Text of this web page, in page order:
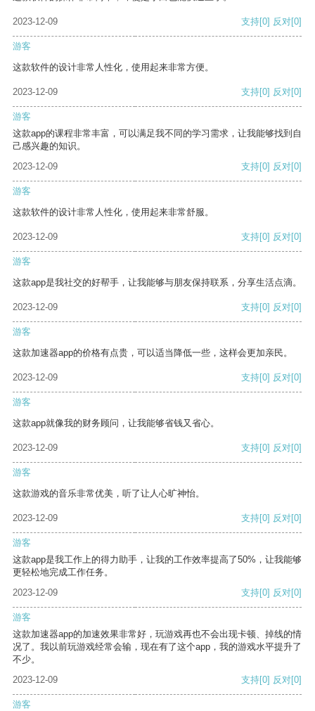
2023-12-09 支持[0] 反对[0]
游客
这款软件的设计非常人性化，使用起来非常方便。
2023-12-09 支持[0] 反对[0]
游客
这款app的课程非常丰富，可以满足我不同的学习需求，让我能够找到自
己感兴趣的知识。
2023-12-09
支持[0] 反对[0]
游客
这款软件的设计非常人性化，使用起来非常舒服。
2023-12-09 支持[0] 反对[0]
游客
这款app是我社交的好帮手，让我能够与朋友保持联系，分享生活点滴。
2023-12-09 支持[0] 反对[0]
游客
这款加速器app的价格有点贵，可以适当降低一些，这样会更加亲民。
2023-12-09 支持[0] 反对[0]
游客
这款app就像我的财务顾问，让我能够省钱又省心。
2023-12-09 支持[0] 反对[0]
游客
这款游戏的音乐非常优美，听了让人心旷神怡。
2023-12-09 支持[0] 反对[0]
游客
这款app是我工作上的得力助手，让我的工作效率提高了50%，让我能够
更轻松地完成工作任务。
2023-12-09
支持[0] 反对[0]
游客
这款加速器app的加速效果非常好，玩游戏再也不会出现卡顿、掉线的情
况了。我以前玩游戏经常会输，现在有了这个app，我的游戏水平提升了
不少。
2023-12-09
支持[0] 反对[0]
游客